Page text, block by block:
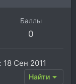
Баллы
0
18 Сен 2011
Найти